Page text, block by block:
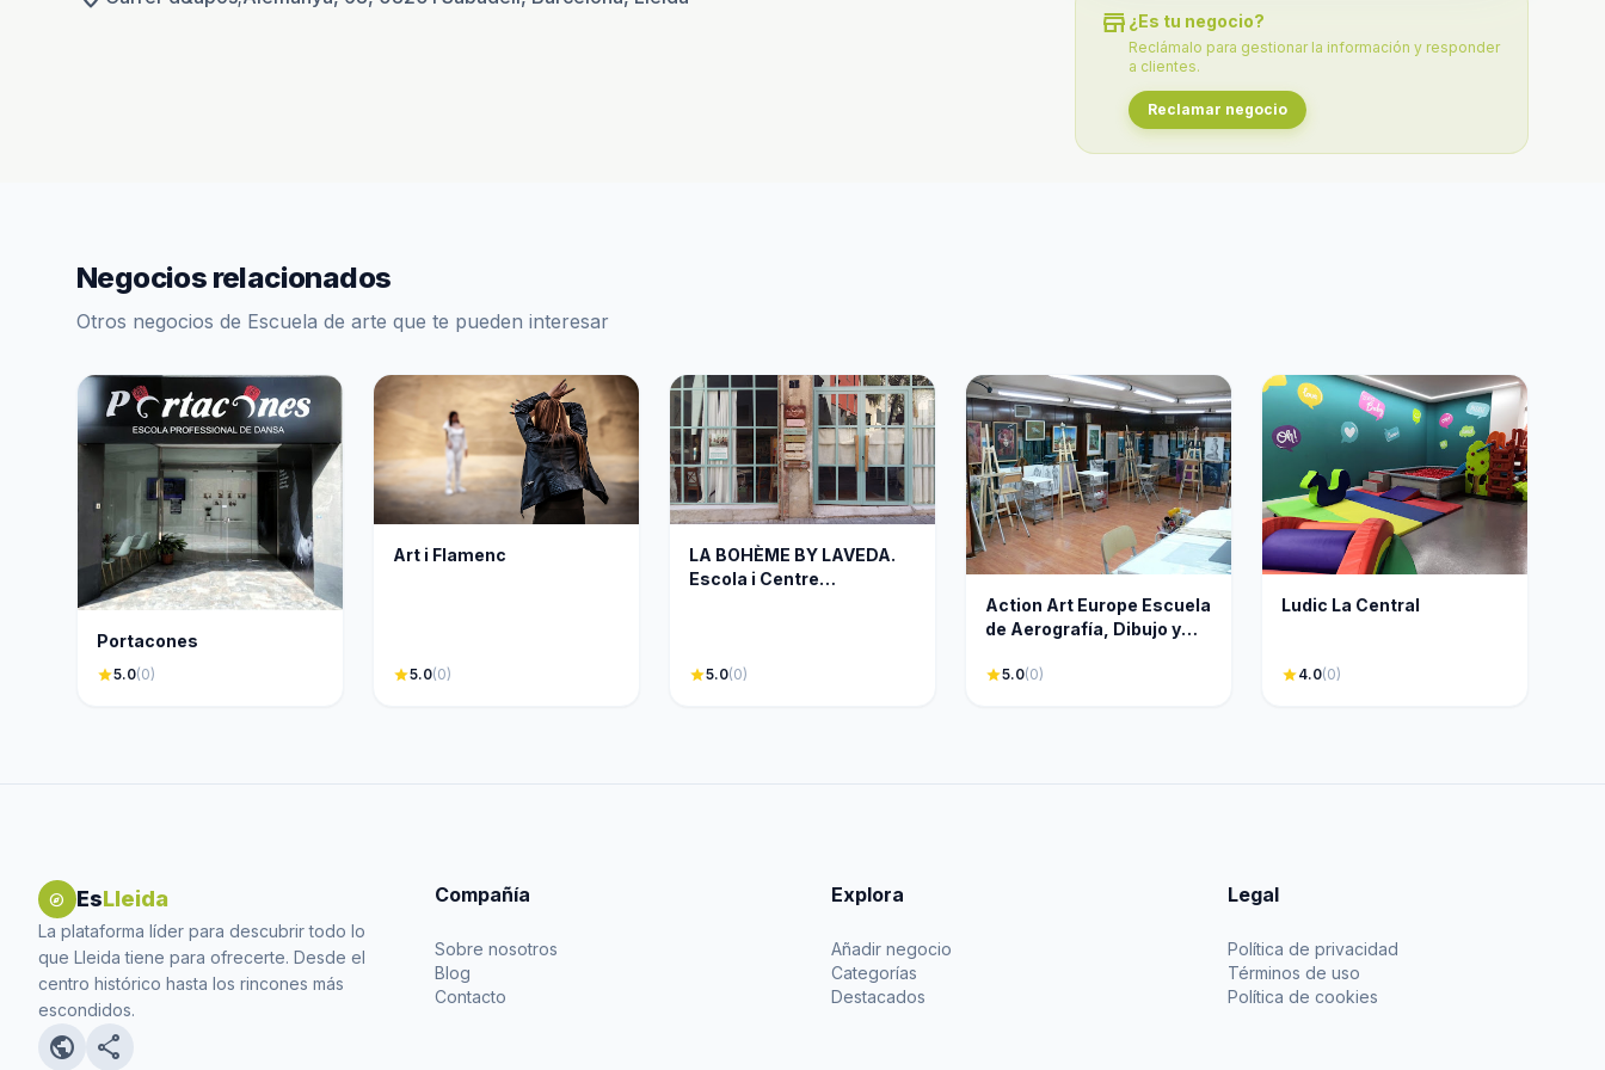
store ¿Es tu negocio?
Reclámalo para gestionar la información y responder
a clientes.
Reclamar negocio
Negocios relacionados
Otros negocios de Escuela de arte que te pueden interesar
Portacones
star5.0(0)
Art i Flamenc
star5.0(0)
LA BOHÈME BY LAVEDA.
Escola i Centre
star5.0(0)
Action Art Europe Escuela
de Aerografía, Dibujo y
star5.0(0)
Ludic La Central
star4.0(0)
explore EsLleida
La plataforma líder para descubrir todo lo
que Lleida tiene para ofrecerte. Desde el
centro histórico hasta los rincones más
escondidos.
public share
Compañía
Sobre nosotros
Blog
Contacto
Explora
Añadir negocio
Categorías
Destacados
Legal
Política de privacidad
Términos de uso
Política de cookies